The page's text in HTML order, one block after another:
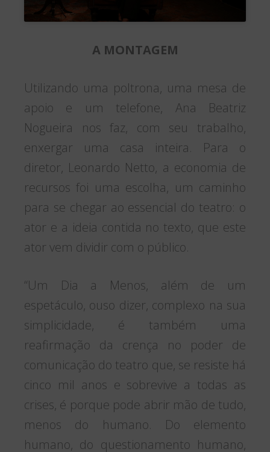
A MONTAGEM
Utilizando uma poltrona, uma mesa de
apoio e um telefone, Ana Beatriz
Nogueira nos faz, com seu trabalho,
enxergar uma casa inteira. Para o
diretor, Leonardo Netto, a economia de
recursos foi uma escolha, um caminho
para se chegar ao essencial do teatro: o
ator e a ideia contida no texto, que este
ator vem dividir com o público.
“Um Dia a Menos, além de um
espetáculo, ouso dizer, complexo na sua
simplicidade, é também uma
reafirmação da crença no poder de
comunicação do teatro que, se resiste há
cinco mil anos e sobrevive a todas as
crises, é porque pode abrir mão de tudo,
menos do humano. Do elemento
humano, do questionamento humano,